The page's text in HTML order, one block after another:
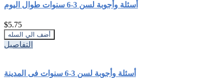
أسئلة وأجوبة لسن 3-6 سنوات طوال اليوم
$5.75
التفاصيل
أسئلة وأجوبة لسن 3-6 سنوات فى المدينة